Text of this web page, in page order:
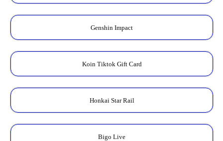
Genshin Impact
Koin Tiktok Gift Card
Honkai Star Rail
Bigo Live